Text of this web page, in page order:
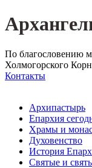
По благословению
Холмогорского
Контакты
Архипастырь
Епархия
Храмы и
Духовенство
История
Святые и